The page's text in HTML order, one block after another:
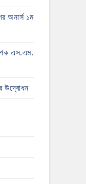
অনার্স ১ম
এস.এম.
উদ্বোধন